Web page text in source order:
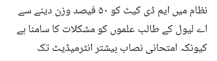
نظام میں ایم ڈی کیٹ کو ۵۰ فیصد وزن دینے سے
اے لیول کے طالب علموں کو مشکلات کا سامنا ہے
کیونکہ امتحانی نصاب بیشتر انٹرمیڈیٹ تک